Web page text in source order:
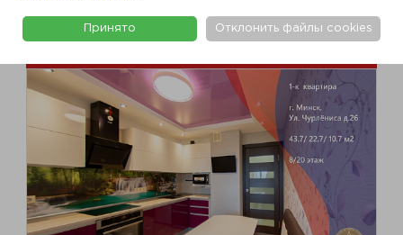
Принято Отклонить файлы cookies